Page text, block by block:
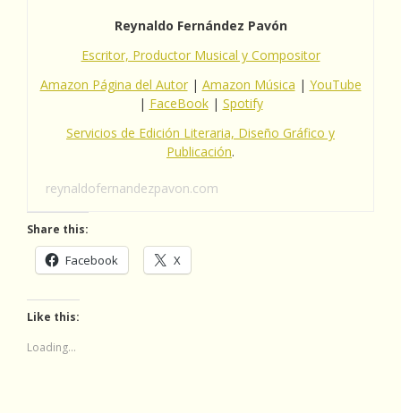
Reynaldo Fernández Pavón
Escritor, Productor Musical y Compositor
Amazon Página del Autor| Amazon Música | YouTube
| FaceBook| Spotify
Servicios de Edición Literaria, Diseño Gráfico y
Publicación.
reynaldofernandezpavon.com
Share this:
Facebook X
Like this:
Loading...